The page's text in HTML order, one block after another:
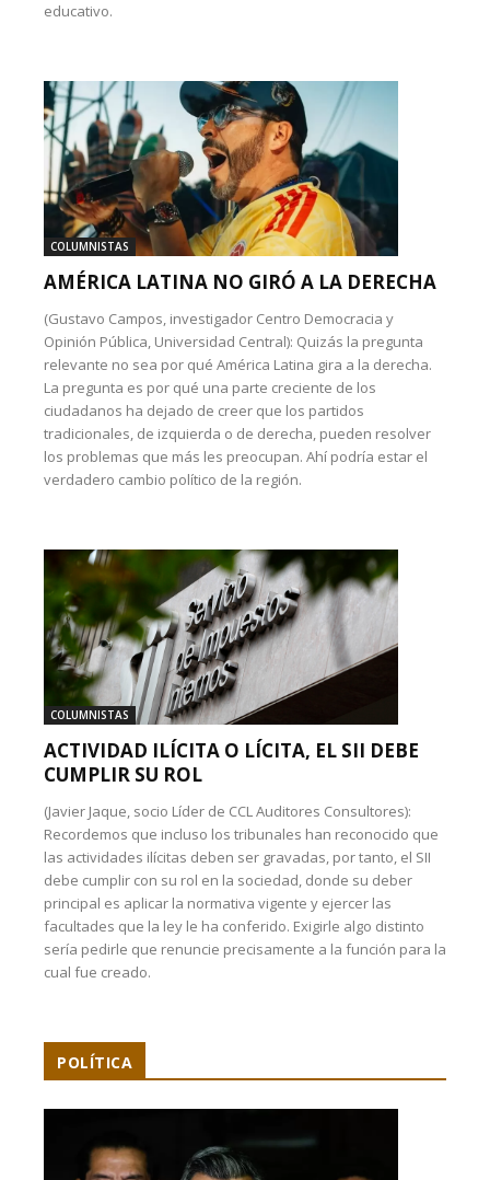
educativo.
COLUMNISTAS
AMÉRICA LATINA NO GIRÓ A LA DERECHA
(Gustavo Campos, investigador Centro Democracia y
Opinión Pública, Universidad Central): Quizás la pregunta
relevante no sea por qué América Latina gira a la derecha.
La pregunta es por qué una parte creciente de los
ciudadanos ha dejado de creer que los partidos
tradicionales, de izquierda o de derecha, pueden resolver
los problemas que más les preocupan. Ahí podría estar el
verdadero cambio político de la región.
COLUMNISTAS
ACTIVIDAD ILÍCITA O LÍCITA, EL SII DEBE
CUMPLIR SU ROL
(Javier Jaque, socio Líder de CCL Auditores Consultores):
Recordemos que incluso los tribunales han reconocido que
las actividades ilícitas deben ser gravadas, por tanto, el SII
debe cumplir con su rol en la sociedad, donde su deber
principal es aplicar la normativa vigente y ejercer las
facultades que la ley le ha conferido. Exigirle algo distinto
sería pedirle que renuncie precisamente a la función para la
cual fue creado.
POLÍTICA